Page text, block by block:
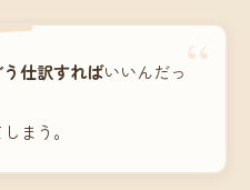
“
う仕訳すればいいんだっ
まう。